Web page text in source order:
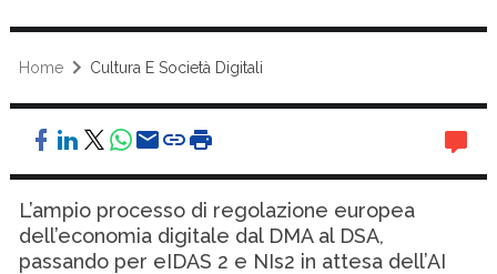
Home Cultura E Società Digitali
L’ampio processo di regolazione europea
dell’economia digitale dal DMA al DSA,
passando per eIDAS 2 e NIs2 in attesa dell’AI